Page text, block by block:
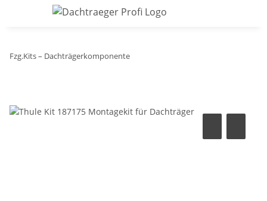
Fzg.Kits – Dachträgerkomponente